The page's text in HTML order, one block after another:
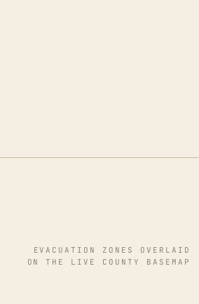
EVACUATION ZONES OVERLAID
ON THE LIVE COUNTY BASEMAP